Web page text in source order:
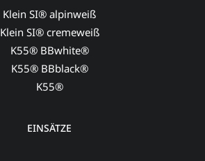
Klein SI® alpinweiß
Klein SI® cremeweiß
K55® BBwhite®
K55® BBblack®
K55®
EINSÄTZE